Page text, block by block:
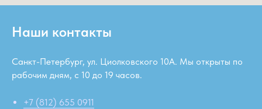
Наши контакты
Санкт-Петербург, ул. Циолковского 10А. Мы открыты по
рабочим дням, c 10 до 19 часов.
+7 (812) 655 0911